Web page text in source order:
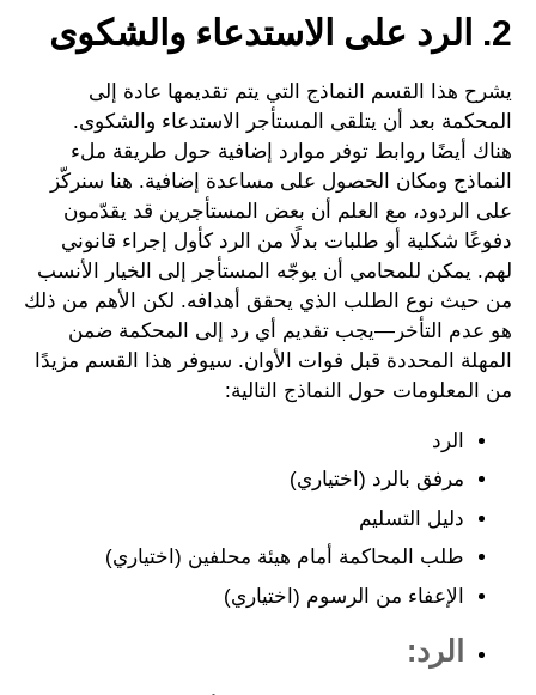
2. الرد على الاستدعاء والشكوى
يشرح هذا القسم النماذج التي يتم تقديمها عادة إلى
المحكمة بعد أن يتلقى المستأجر الاستدعاء والشكوى.
هناك أيضًا روابط توفر موارد إضافية حول طريقة ملء
النماذج ومكان الحصول على مساعدة إضافية. هنا سنركّز
على الردود، مع العلم أن بعض المستأجرين قد يقدّمون
دفوعًا شكلية أو طلبات بدلًا من الرد كأول إجراء قانوني
لهم. يمكن للمحامي أن يوجّه المستأجر إلى الخيار الأنسب
من حيث نوع الطلب الذي يحقق أهدافه. لكن الأهم من ذلك
هو عدم التأخر—يجب تقديم أي رد إلى المحكمة ضمن
المهلة المحددة قبل فوات الأوان. سيوفر هذا القسم مزيدًا
من المعلومات حول النماذج التالية:
الرد
مرفق بالرد (اختياري)
دليل التسليم
طلب المحاكمة أمام هيئة محلفين (اختياري)
الإعفاء من الرسوم (اختياري)
الرد: